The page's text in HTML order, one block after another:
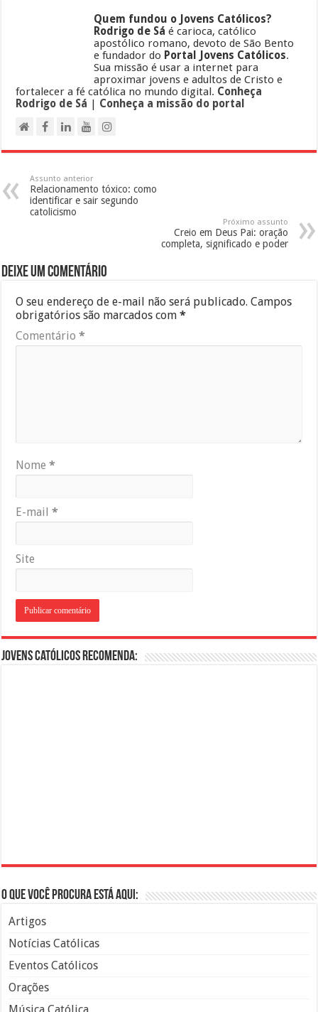
Quem fundou o Jovens Católicos?
Rodrigo de Sá é carioca, católico
apostólico romano, devoto de São Bento
e fundador do Portal Jovens Católicos.
Sua missão é usar a internet para
aproximar jovens e adultos de Cristo e
fortalecer a fé católica no mundo digital. Conheça
Rodrigo de Sá | Conheça a missão do portal
Assunto anterior
Relacionamento tóxico: como
identificar e sair segundo
catolicismo
Próximo assunto
Creio em Deus Pai: oração
completa, significado e poder
Deixe um comentário
O seu endereço de e-mail não será publicado. Campos
obrigatórios são marcados com*
Comentário*
Nome*
E-mail*
Site
Jovens Católicos Recomenda:
O que você procura está aqui:
Artigos
Notícias Católicas
Eventos Católicos
Orações
Música Católica